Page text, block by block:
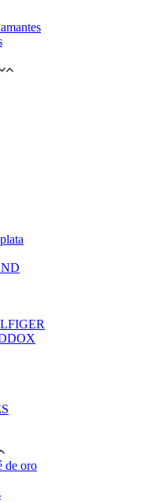
de oro